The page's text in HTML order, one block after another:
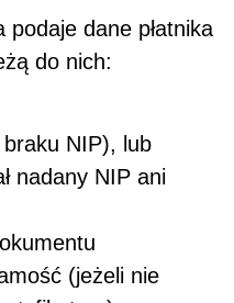
dane płatnika
do nich:
NIP), lub
nadany NIP ani
(jeżeli nie